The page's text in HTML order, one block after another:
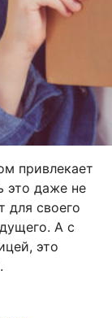
привлекает
это даже не
для своего
А с
это